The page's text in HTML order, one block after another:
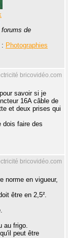
de
: Photographies
bricovidéo.com
savoir si je
16A câble de
et deux prises qui
dois faire des
bricovidéo.com
norme en vigueur,
être en 2,5².
au frigo.
peut être